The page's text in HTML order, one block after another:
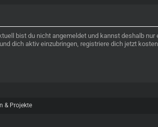
bist du nicht angemeldet und kannst deshalb
dich aktiv einzubringen, registriere dich jetzt
& Projekte